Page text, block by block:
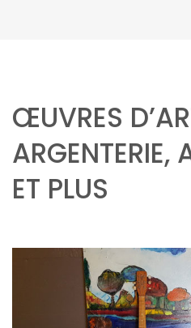
ŒUVRES
ARGENTERIE,
ET PLUS